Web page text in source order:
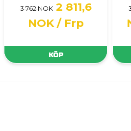
3 762 NOK 2 811,6
NOK / Frp
KÖP